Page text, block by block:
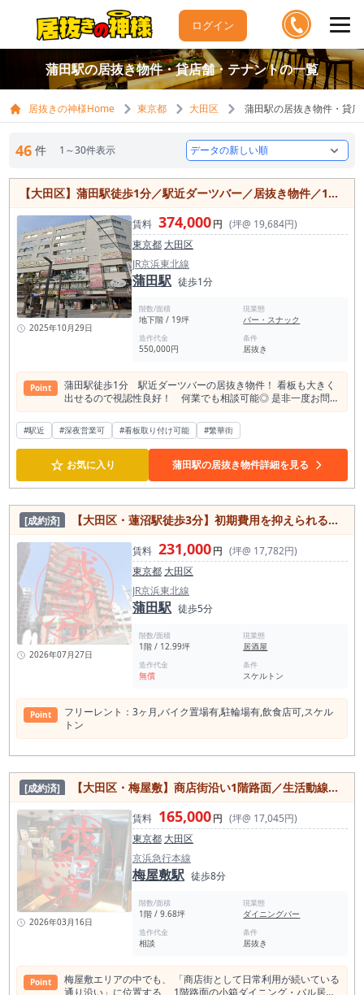
ログイン
蒲田駅の居抜き物件・貸店舗・テナントの一覧
居抜きの神様Home 東京都 大田区 蒲田駅の居抜き物件・貸
46 件 1～30件表示
【大田区】蒲田駅徒歩1分／駅近ダーツバー／居抜き物件／19坪
2025年10月29日
賃料 374,000円 (坪@ 19,684円)
東京都 大田区
JR京浜東北線
蒲田駅 徒歩1分
階数/面積
地下階 / 19坪
現業態
バー・スナック
造作代金
550,000円
条件
居抜き
Point
蒲田駅徒歩1分 駅近ダーツバーの居抜き物件！ 看板も大きく
出せるので視認性良好！ 何業でも相談可能◎ 是非一度お問い
合わせください！
#駅近 #深夜営業可 #看板取り付け可能 #繁華街
☆ お気に入り 蒲田駅の居抜き物件詳細を見る
[成約済] 【大田区・蓮沼駅徒歩3分】初期費用を抑えられるフリーレント3ヶ月付き飲食店可テナント
2026年07月27日
賃料 231,000円 (坪@ 17,782円)
東京都 大田区
JR京浜東北線
蒲田駅 徒歩5分
階数/面積
1階 / 12.99坪
現業態
居酒屋
造作代金
無償
条件
スケルトン
Point
フリーレント：3ヶ⽉,バイク置場有,駐輪場有,飲⾷店可,スケル
トン
[成約済] 【大田区・梅屋敷】商店街沿い1階路面／生活動線で“毎日売上が立つ”小箱ダイニング・バル居抜き（約10坪）
2026年03月16日
賃料 165,000円 (坪@ 17,045円)
東京都 大田区
京浜急行本線
梅屋敷駅 徒歩8分
階数/面積
1階 / 9.68坪
現業態
ダイニングバー
造作代金
相談
条件
居抜き
Point
梅屋敷エリアの中でも、 「商店街として日常利用が続いている
通り沿い」に位置する、 1階路面の小箱ダイニング・バル居抜